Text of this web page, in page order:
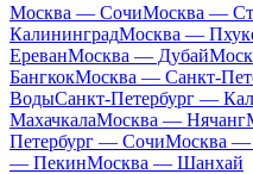
Москва — СочиМосква —
КалининградМосква —
ЕреванМосква — Дубай
БангкокМосква — Санкт-
ВодыСанкт-Петербург —
МахачкалаМосква — Нячанг
Петербург — СочиМосква —
— ПекинМосква — Шанхай